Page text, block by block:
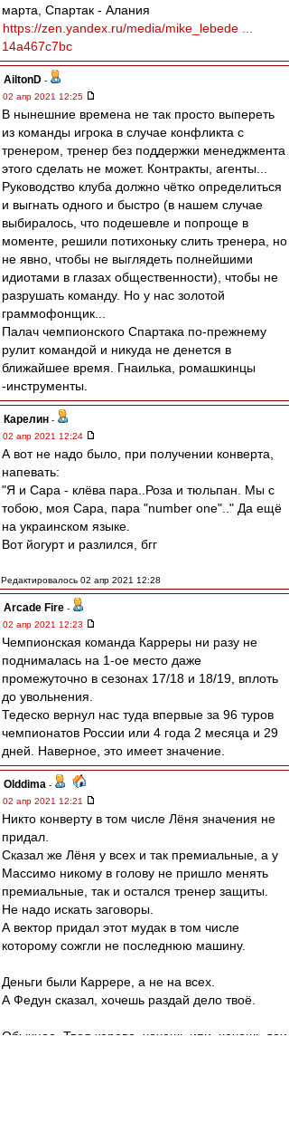
марта, Спартак - Алания
https://zen.yandex.ru/media/mike_lebede ...
14a467c7bc
AiltonD -
02 апр 2021 12:25
В нынешние времена не так просто выпереть
из команды игрока в случае конфликта с
тренером, тренер без поддержки менеджмента
этого сделать не может. Контракты, агенты...
Руководство клуба должно чётко определиться
и выгнать одного и быстро (в нашем случае
выбиралось, что подешевле и попроще в
моменте, решили потихоньку слить тренера, но
не явно, чтобы не выглядеть полнейшими
идиотами в глазах общественности), чтобы не
разрушать команду. Но у нас золотой
граммофонщик...
Палач чемпионского Спартака по-прежнему
рулит командой и никуда не денется в
ближайшее время. Гнаилька, ромашкинцы
-инструменты.
Карелин -
02 апр 2021 12:24
А вот не надо было, при получении конверта,
напевать:
"Я и Сара - клёва пара..Роза и тюльпан. Мы с
тобою, моя Сара, пара "number one".." Да ещё
на украинском языке.
Вот йогурт и разлился, бгг
Редактировалось 02 апр 2021 12:28
Arcade Fire -
02 апр 2021 12:23
Чемпионская команда Карреры ни разу не
поднималась на 1-ое место даже
промежуточно в сезонах 17/18 и 18/19, вплоть
до увольнения.
Тедеско вернул нас туда впервые за 96 туров
чемпионатов России или 4 года 2 месяца и 29
дней. Наверное, это имеет значение.
Olddima -
02 апр 2021 12:21
Никто конверту в том числе Лёня значения не
придал.
Сказал же Лёня у всех и так премиальные, а у
Массимо никому в голову не пришло менять
премиальные, так и остался тренер защиты.
Не надо искать заговоры.
А вектор придал этот мудак в том числе
которому сожгли не последнюю машину.
Деньги были Каррере, а не на всех.
А Федун сказал, хочешь раздай дело твоё.
Обычное. Твоя корова, хочешь ипи, хочешь дои